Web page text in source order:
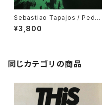
Sebastiao Tapajos / Pedro
Dos Santos Vol. 2 "LP"
¥3,800
同じカテゴリの商品